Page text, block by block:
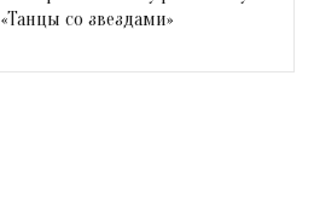
«Танцы со звездами»